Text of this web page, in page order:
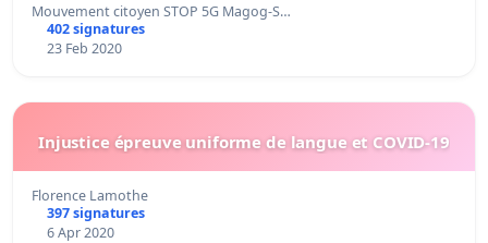
Mouvement citoyen STOP 5G Magog-S…
402 signatures
23 Feb 2020
Injustice épreuve uniforme de langue et COVID-19
Florence Lamothe
397 signatures
6 Apr 2020